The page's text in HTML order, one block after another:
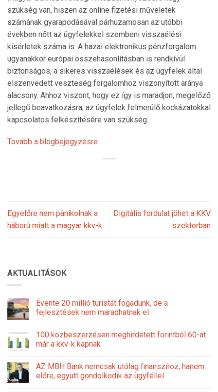
szükség van, hiszen az online fizetési műveletek
számának gyarapodásával párhuzamosan az utóbbi
években nőtt az ügyfelekkel szembeni visszaélési
kísérletek száma is. A hazai elektronikus pénzforgalom
ugyanakkor európai összehasonlításban is rendkívül
biztonságos, a sikeres visszaélések és az ügyfelek által
elszenvedett veszteség forgalomhoz viszonyított aránya
alacsony. Ahhoz viszont, hogy ez így is maradjon, megelőző
jellegű beavatkozásra, az ügyfelek felmerülő kockázatokkal
kapcsolatos felkészítésére van szükség.
Tovább a blogbejegyzésre
Egyelőre nem pánikolnak a
háború miatt a magyar kkv-k
Digitális fordulat jöhet a KKV
szektorban
AKTUALITÁSOK
Évente 20 millió turistát fogadunk, de a
fejlesztések nem maradhatnak el
100 közbeszerzésen meghirdetett forintból 60-at
már a kkv-k kapnak
AZ MBH Bank nemcsak utólag finanszíroz, hanem
előre, együtt gondolkodik az ügyféllel